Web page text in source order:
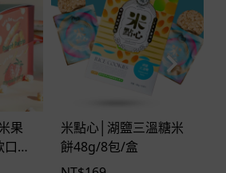
果
味
米點心│湖鹽三溫糖米
餅48g/8包/盒